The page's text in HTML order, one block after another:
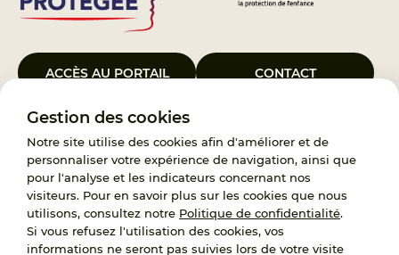
Gestion des cookies
Notre site utilise des cookies afin d'améliorer et de
personnaliser votre expérience de navigation, ainsi que
pour l'analyse et les indicateurs concernant nos
visiteurs. Pour en savoir plus sur les cookies que nous
utilisons, consultez notre Politique de confidentialité.
Si vous refusez l'utilisation des cookies, vos
informations ne seront pas suivies lors de votre visite
ACCÈS AU PORTAIL CONTACT
Le Groupement d’Intérêt Public France Enfance Protégée, créé le 5
janvier 2023, a pour objet d’assurer les missions de service public du
119, d’accompagnement des adoptants et de traitement des
demandes d’accès aux origines personnelles. France Enfance
Protégée est également un observatoire et une ressource pour
l’ensemble des professionnels, ainsi qu’un appui à l’élaboration de la
politique publique à travers le soutien à l’activité des conseils
nationaux.